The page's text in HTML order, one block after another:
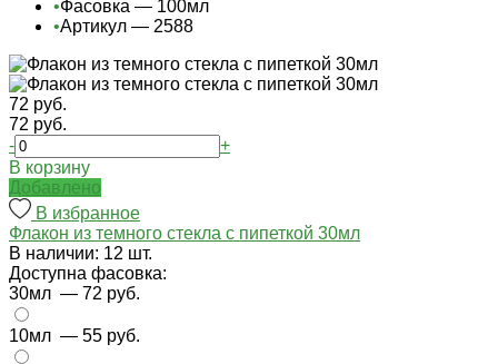
•Фасовка — 100мл
•Артикул — 2588
72 руб.
72 руб.
-
+
В корзину
Добавлено
В избранное
Флакон из темного стекла с пипеткой 30мл
В наличии: 12 шт.
Доступна фасовка:
30мл — 72 руб.
10мл — 55 руб.